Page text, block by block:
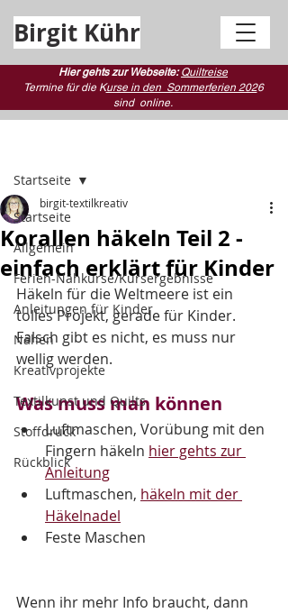
Birgit Kühr
Hier gehts zur Webseite:Quiltreise
Termine für die Kurse in den Sommerferien 2026
sind online.
Startseite
Allgemein
Ferien-Nähkurse/Kursergebnisse
Anleitungen für Kinder
Nähen
Kreativprojekte
Textilkunst und Quilts
Stoffdruck
Rückblick
Startseite
Korallen häkeln Teil 2 -
einfach erklärt für Kinder
birgit-textilkreativ
Häkeln für die Weltmeere ist ein
tolles Projekt, gerade für Kinder.
Falsch gibt es nicht, es muss nur
wellig werden.
Was muss man können
Luftmaschen, Vorübung mit den
Fingern häkeln hier gehts zur
Anleitung
Luftmaschen, häkeln mit der
Häkelnadel
Feste Maschen
Wenn ihr mehr Info braucht, dann